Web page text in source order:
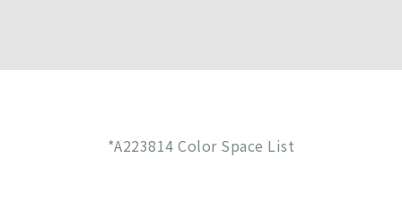
*A223814 Color Space List